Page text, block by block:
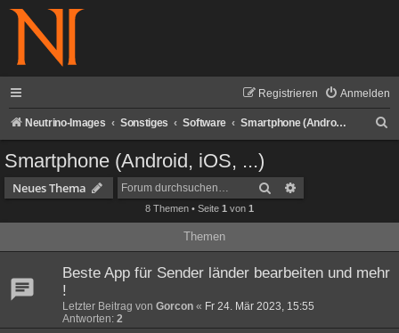
Anmelden
Registrieren
Neutrino-Images Sonstiges Software Smartphone (Android, iOS, ...)
Smartphone (Android, iOS, ...)
Neues Thema Suche
8 Themen • Seite 1 von 1
Themen
Beste App für Sender länder bearbeiten und mehr
!
Letzter Beitrag von Gorcon « Fr 24. Mär 2023, 15:55
Antworten: 2